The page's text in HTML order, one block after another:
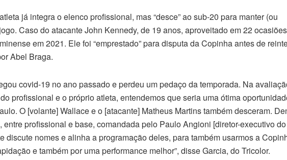
já integra o elenco profissional, mas “desce” ao sub-20 para manter (ou
Caso do atacante John Kennedy, de 19 anos, aproveitado em 22
em 2021. Ele foi “emprestado” para disputa da Copinha antes de
Abel Braga.
covid-19 no ano passado e perdeu um pedaço da temporada. Na
profissional e o próprio atleta, entendemos que seria uma ótima
O [volante] Wallace e o [atacante] Matheus Martins também desceram.
entre profissional e base, comandada pelo Paulo Angioni [diretor-executivo do
discute nomes e alinha a programação deles, para também usarmos a
e também por uma performance melhor”, disse Garcia, do Tricolor.